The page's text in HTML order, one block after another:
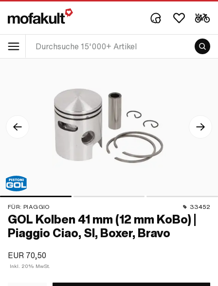
FÜR: PIAGGIO 33452
GOL Kolben 41 mm (12 mm KoBo) |
Piaggio Ciao, SI, Boxer, Bravo
EUR 70,50
Inkl. 20% MwSt.